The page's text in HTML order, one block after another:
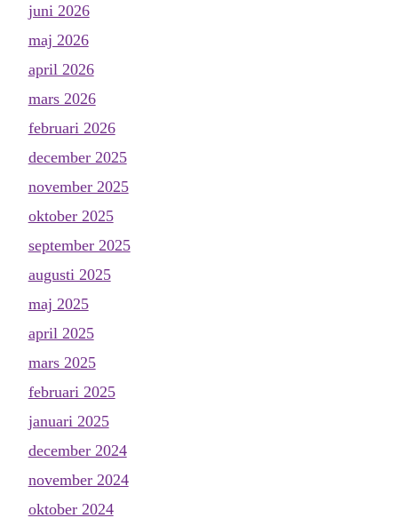
juni 2026
maj 2026
april 2026
mars 2026
februari 2026
december 2025
november 2025
oktober 2025
september 2025
augusti 2025
maj 2025
april 2025
mars 2025
februari 2025
januari 2025
december 2024
november 2024
oktober 2024